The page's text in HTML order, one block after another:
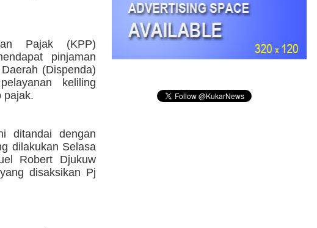
Pajak (KPP)
pinjaman
(Dispenda)
keliling
pajak.
ditandai dengan
dilakukan Selasa
Robert Djukuw
disaksikan Pj